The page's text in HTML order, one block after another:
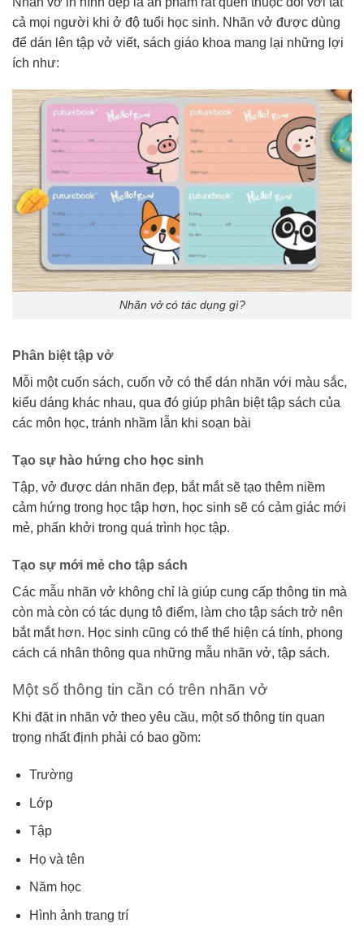
cả mọi người khi ở độ tuổi học sinh. Nhãn vở được dùng
để dán lên tập vở viết, sách giáo khoa mang lại những lợi
ích như:
Nhãn vở có tác dụng gì?
Phân biệt tập vở
Mỗi một cuốn sách, cuốn vở có thể dán nhãn với màu sắc,
kiểu dáng khác nhau, qua đó giúp phân biệt tập sách của
các môn học, tránh nhầm lẫn khi soạn bài
Tạo sự hào hứng cho học sinh
Tập, vở được dán nhãn đẹp, bắt mắt sẽ tạo thêm niềm
cảm hứng trong học tập hơn, học sinh sẽ có cảm giác mới
mẻ, phấn khởi trong quá trình học tập.
Tạo sự mới mẻ cho tập sách
Các mẫu nhãn vở không chỉ là giúp cung cấp thông tin mà
còn mà còn có tác dụng tô điểm, làm cho tập sách trở nên
bắt mắt hơn. Học sinh cũng có thể thể hiện cá tính, phong
cách cá nhân thông qua những mẫu nhãn vở, tập sách.
Một số thông tin cần có trên nhãn vở
Khi đặt in nhãn vở theo yêu cầu, một số thông tin quan
trọng nhất định phải có bao gồm:
Trường
Lớp
Tập
Họ và tên
Năm học
Hình ảnh trang trí